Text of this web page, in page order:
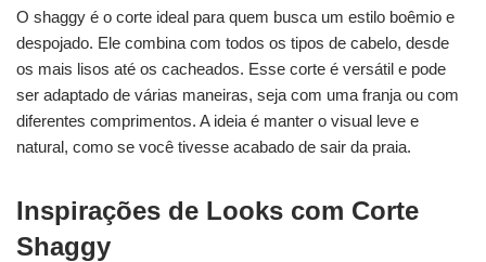
O shaggy é o corte ideal para quem busca um estilo boêmio e
despojado. Ele combina com todos os tipos de cabelo, desde
os mais lisos até os cacheados. Esse corte é versátil e pode
ser adaptado de várias maneiras, seja com uma franja ou com
diferentes comprimentos. A ideia é manter o visual leve e
natural, como se você tivesse acabado de sair da praia.
Inspirações de Looks com Corte
Shaggy